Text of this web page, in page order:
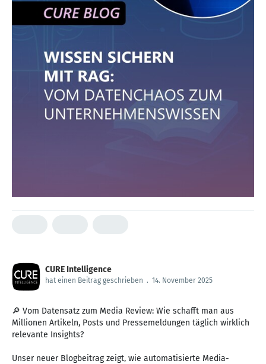
CURE Intelligence
hat einen Beitrag geschrieben . 14. November 2025
🔎 Vom Datensatz zum Media Review: Wie schafft man aus
Millionen Artikeln, Posts und Pressemeldungen täglich wirklich
relevante Insights?
Unser neuer Blogbeitrag zeigt, wie automatisierte Media-